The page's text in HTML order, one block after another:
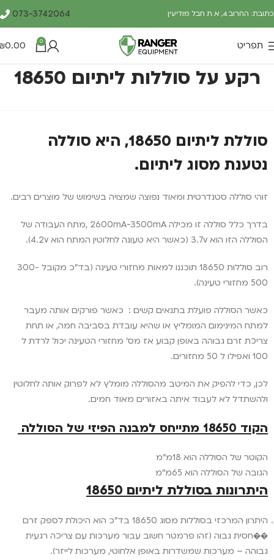
כתובת: החרוב 4, א.ת חבל מודיעין 073-3742064
תפריט 0
0.00
רקע על סוללות ליתיום 18650
סוללת ליתיום 18650, היא סוללה
נטענת מסוג ליתיום.
זוהי סוללה סטנדרטית ומאוד נפוצה שמצויה בשימוש של מוצרים רבים.
בדרך כלל סוללה זו מכילה 2600mA-3500mA ,מתח העבודה של
הסוללה הזו הוא 3.7v (כאשר היא טעונה לחלוטין המתח הוא 4.2v).
רוב סוללות 18650 תוכננו למאות מחזורי טעינה (בד"כ מקובל 300-
500 מחזורי טעינה).
כאשר הסוללה פועלת בתנאים קשים : כאשר פורקים אותה מעבר
למתח המינימום המומליץ או שהיא עובדת בסביבה חמה, או תחת
צריכת זרם גבוהה באופן קבוע אז מס' מחזורי הטעינה יכול לרדת ל
100 ואפילו ל 50 מחזורים.
לכן, כדי להפיק את המיטב מהסוללה מומלץ לא לפרוק אותה לחלוטין
ולהשתדל לא לעבוד איתה באזורים מאוד חמים.
הקוד 18650 מתייחס למבנה הפיזי של הסוללה
הקוטר של הסוללה הוא 18מ"מ
הגובה של הסוללה הוא 65מ"מ
היתרונות בסוללת ליתיום 18650
היתרון המרכזי בסוללות מסוג 18650 בד"כ הוא היכולת לספק זרם
��חסית גבוה (זהו פרמטר חשוב עבור מערכות עם צריכה רגעית
גבוהה – מערכות שמשדרות באופן אלחוטי, מערכות לייזר).